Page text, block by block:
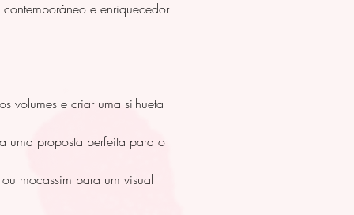
e enriquecedor
volumes e criar uma silhueta
uma proposta perfeita para o
mocassim para um visual